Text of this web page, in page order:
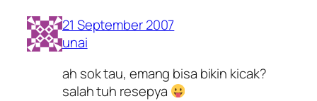
21 September 2007
unai
ah sok tau, emang bisa bikin kicak?
salah tuh resepya